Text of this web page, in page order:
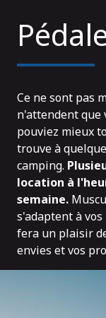
Ce ne sont pas
n'attendent que
pouviez mieux
trouve à
camping.
location à
semaine.
s'adaptent à
fera un plaisir
envies et vos